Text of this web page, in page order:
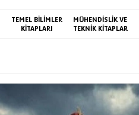
TEMEL BİLİMLER
KİTAPLARI
MÜHENDİSLİK VE
TEKNİK KİTAPLAR